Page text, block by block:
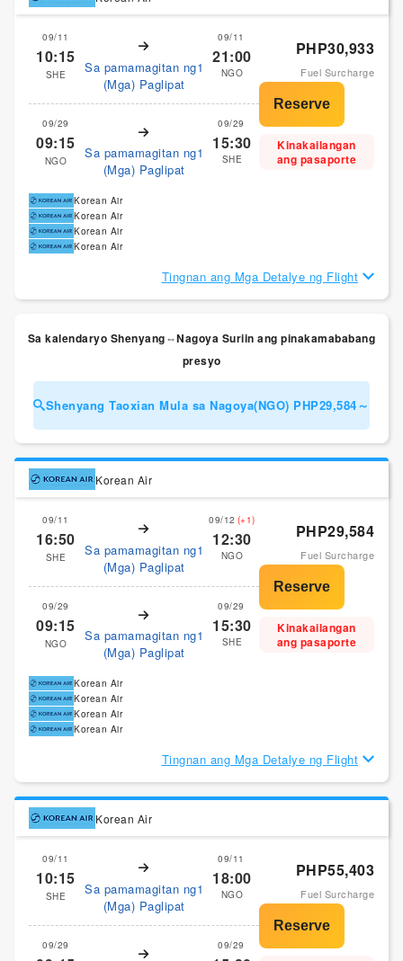
09/11
10:15
SHE
Sa pamamagitan ng1
(Mga) Paglipat
09/11
21:00
NGO
09/29
09:15
NGO
Sa pamamagitan ng1
(Mga) Paglipat
09/29
15:30
SHE
PHP30,933
Fuel Surcharge
Kinakailangan
ang pasaporte
Korean Air
Korean Air
Korean Air
Korean Air
Tingnan ang Mga Detalye ng Flight
Sa kalendaryo Shenyang⇔Nagoya Suriin ang pinakamababang
presyo
Shenyang Taoxian Mula sa Nagoya(NGO) PHP29,584～
Korean Air
09/11
16:50
SHE
Sa pamamagitan ng1
(Mga) Paglipat
09/12 (+1)
12:30
NGO
09/29
09:15
NGO
Sa pamamagitan ng1
(Mga) Paglipat
09/29
15:30
SHE
PHP29,584
Fuel Surcharge
Kinakailangan
ang pasaporte
Korean Air
Korean Air
Korean Air
Korean Air
Tingnan ang Mga Detalye ng Flight
Korean Air
09/11
10:15
SHE
Sa pamamagitan ng1
(Mga) Paglipat
09/11
18:00
NGO
09/29 09/29
PHP55,403
Fuel Surcharge